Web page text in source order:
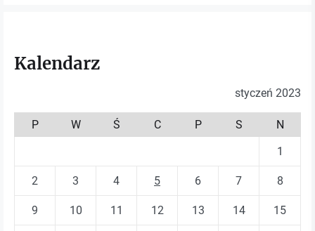
Kalendarz
styczeń 2023
P W Ś C P S
N
1
2 3 4 5 6 7 8
9 10 11 12 13 14 15